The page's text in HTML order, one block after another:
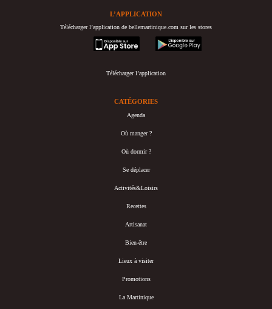
L’APPLICATION
Télécharger l’application de bellemartinique.com sur les stores
appstore
googleplay
Télécharger l’application
CATÉGORIES
Agenda
Où manger ?
Où dormir ?
Se déplacer
Activités&Loisirs
Recettes
Artisanat
Bien-être
Lieux à visiter
Promotions
La Martinique